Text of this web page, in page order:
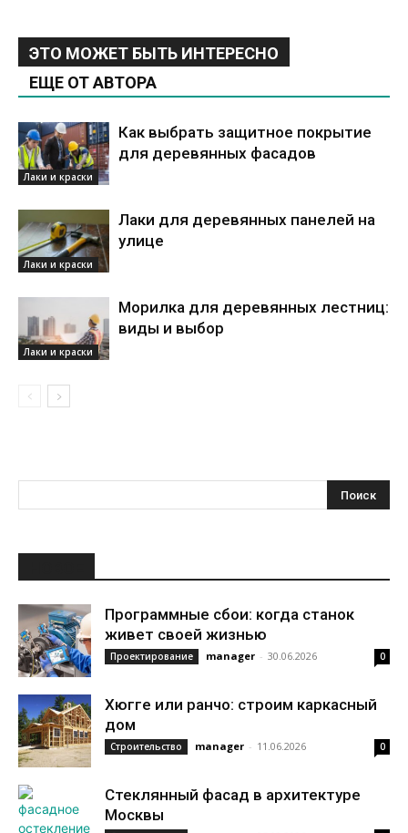
ЭТО МОЖЕТ БЫТЬ ИНТЕРЕСНО
ЕЩЕ ОТ АВТОРА
Лаки и краски
Как выбрать защитное покрытие
для деревянных фасадов
Лаки и краски
Лаки для деревянных панелей на
улице
Лаки и краски
Морилка для деревянных лестниц:
виды и выбор
Программные сбои: когда станок
живет своей жизнью
Проектирование manager - 30.06.2026 0
Хюгге или ранчо: строим каркасный
дом
Строительство manager - 11.06.2026 0
Стеклянный фасад в архитектуре
Москвы